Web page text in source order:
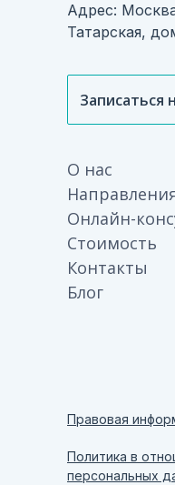
Адрес:
Татарская,
Политика в
персональных
Правовая
Записаться
О нас
Онлайн-
Стоимость
Контакты
Блог